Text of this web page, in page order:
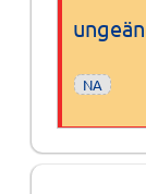
NA